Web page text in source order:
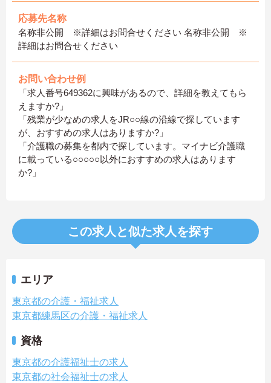
応募先名称
名称非公開 ※詳細はお問合せください 名称非公開 ※
詳細はお問合せください
お問い合わせ例
「求人番号649362に興味があるので、詳細を教えてもら
えますか?」
「残業が少なめの求人をJR○○線の沿線で探しています
が、おすすめの求人はありますか?」
「介護職の募集を都内で探しています。マイナビ介護職
に載っている○○○○○以外におすすめの求人はあります
か?」
この求人と似た求人を探す
エリア
東京都の介護・福祉求人
東京都練馬区の介護・福祉求人
資格
東京都の介護福祉士の求人
東京都の社会福祉士の求人